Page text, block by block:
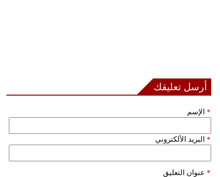
أبراج
فيديو
أرسل تعليقك
الإسم *
البريد الألكتروني *
عنوان التعليق *